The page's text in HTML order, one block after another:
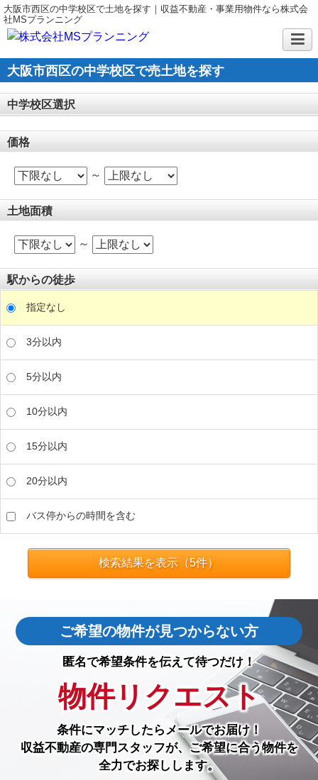
大阪市西区の中学校区で土地を探す｜収益不動産・事業用物件なら株式会
社MSプランニング
大阪市西区の中学校区で売土地を探す
中学校区選択
価格
～
土地面積
～
駅からの徒歩
指定なし
3分以内
5分以内
10分以内
15分以内
20分以内
バス停からの時間を含む
検索結果を表示（5件）
ご希望の物件が見つからない方
匿名で希望条件を伝えて待つだけ！
物件リクエスト
条件にマッチしたらメールでお届け！
収益不動産の専門スタッフが、ご希望に合う物件を
全力でお探しします。